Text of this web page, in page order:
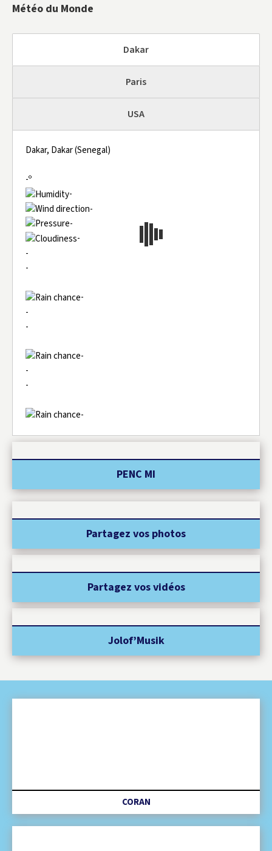
Météo du Monde
Dakar
Paris
USA
Dakar, Dakar (Senegal)
-º
-
-
-
-
-
-
-
-
-
-
-
-
-
PENC MI
Partagez vos photos
Partagez vos vidéos
Jolof’Musik
CORAN